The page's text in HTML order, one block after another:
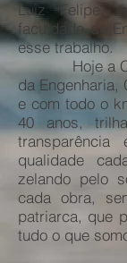
Luiz Felipe,
faculdade de
esse trabalho.
Hoje a
da Engenharia,
e com todo o
40 anos,
qualidade
zelando pelo
cada obra,
patriarca, que
tudo o que